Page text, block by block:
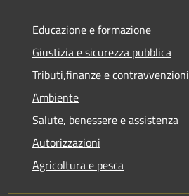
Educazione e formazione
Giustizia e sicurezza pubblica
Tributi,finanze e contravvenzioni
Ambiente
Salute, benessere e assistenza
Autorizzazioni
Agricoltura e pesca